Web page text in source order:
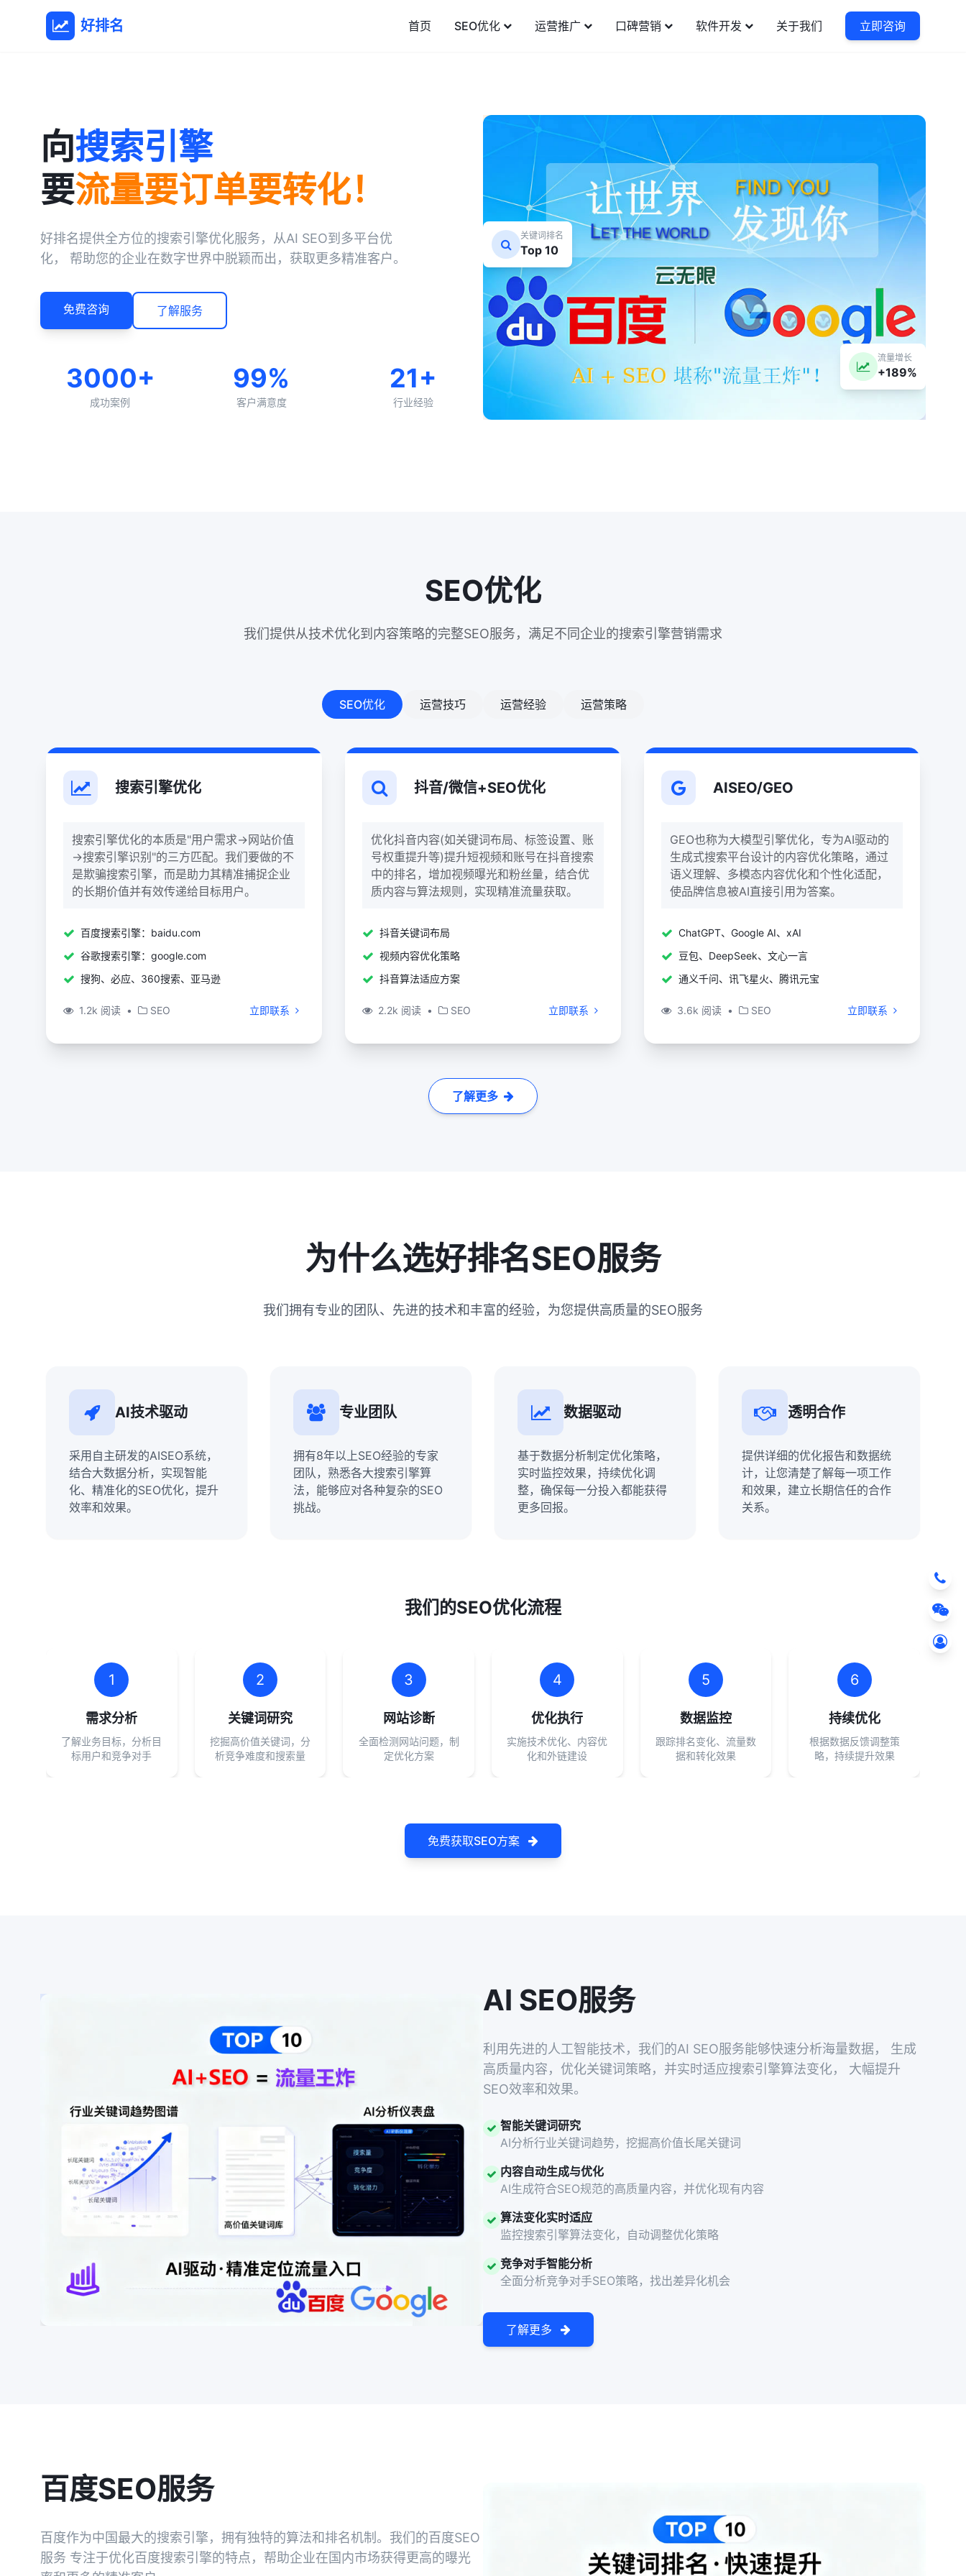
好排名 首页 SEO优化 运营推广 口碑营销 软件开发 关于我们 立即咨询
向搜索引擎
要流量要订单要转化！
好排名提供全方位的搜索引擎优化服务，从AI SEO到多平台优
化， 帮助您的企业在数字世界中脱颖而出，获取更多精准客户。
免费咨询 了解服务
3000+
成功案例
99%
客户满意度
21+
行业经验
流量增长
+189%
关键词排名
Top 10
SEO优化
我们提供从技术优化到内容策略的完整SEO服务，满足不同企业的搜索引擎营销需求
SEO优化 运营技巧 运营经验 运营策略
搜索引擎优化
搜索引擎优化的本质是"用户需求→网站价值
→搜索引擎识别"的三方匹配。我们要做的不
是欺骗搜索引擎，而是助力其精准捕捉企业
的长期价值并有效传递给目标用户。
百度搜索引擎：baidu.com
谷歌搜索引擎：google.com
搜狗、必应、360搜索、亚马逊
1.2k 阅读 • SEO 立即联系
抖音/微信+SEO优化
优化抖音内容(如关键词布局、标签设置、账
号权重提升等)提升短视频和账号在抖音搜索
中的排名，增加视频曝光和粉丝量，结合优
质内容与算法规则，实现精准流量获取。
抖音关键词布局
视频内容优化策略
抖音算法适应方案
2.2k 阅读 • SEO 立即联系
AISEO/GEO
GEO也称为大模型引擎优化，专为AI驱动的
生成式搜索平台设计的内容优化策略‌，通过
语义理解、多模态内容优化和个性化适配，
使品牌信息被AI直接引用为答案。
ChatGPT、Google AI、xAI
豆包、DeepSeek、文心一言
通义千问、讯飞星火、腾讯元宝
3.6k 阅读 • SEO 立即联系
了解更多
为什么选好排名SEO服务
我们拥有专业的团队、先进的技术和丰富的经验，为您提供高质量的SEO服务
AI技术驱动
采用自主研发的AISEO系统，
结合大数据分析，实现智能
化、精准化的SEO优化，提升
效率和效果。
专业团队
拥有8年以上SEO经验的专家
团队，熟悉各大搜索引擎算
法，能够应对各种复杂的SEO
挑战。
数据驱动
基于数据分析制定优化策略，
实时监控效果，持续优化调
整，确保每一分投入都能获得
更多回报。
透明合作
提供详细的优化报告和数据统
计，让您清楚了解每一项工作
和效果，建立长期信任的合作
关系。
我们的SEO优化流程
1
需求分析
了解业务目标，分析目
标用户和竞争对手
2
关键词研究
挖掘高价值关键词，分
析竞争难度和搜索量
3
网站诊断
全面检测网站问题，制
定优化方案
4
优化执行
实施技术优化、内容优
化和外链建设
5
数据监控
跟踪排名变化、流量数
据和转化效果
6
持续优化
根据数据反馈调整策
略，持续提升效果
免费获取SEO方案
AI SEO服务
利用先进的人工智能技术，我们的AI SEO服务能够快速分析海量数据， 生成
高质量内容，优化关键词策略，并实时适应搜索引擎算法变化， 大幅提升
SEO效率和效果。
智能关键词研究
AI分析行业关键词趋势，挖掘高价值长尾关键词
内容自动生成与优化
AI生成符合SEO规范的高质量内容，并优化现有内容
算法变化实时适应
监控搜索引擎算法变化，自动调整优化策略
竞争对手智能分析
全面分析竞争对手SEO策略，找出差异化机会
了解更多
百度SEO服务
百度作为中国最大的搜索引擎，拥有独特的算法和排名机制。我们的百度SEO
服务 专注于优化百度搜索引擎的特点，帮助企业在国内市场获得更高的曝光